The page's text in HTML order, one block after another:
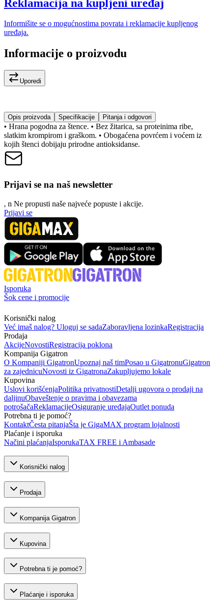
Reklamacija na kupljeni uređaj
Informišite se o mogućnostima povrata i reklamacije kupljenog
uređaja.
Informacije o proizvodu
Uporedi
Opis proizvoda Specifikacije Pitanja i odgovori
• Hrana pogodna za štence. • Bez žitarica, sa proteinima ribe,
slatkim krompirom i graškom. • Obogaćena povrćem i voćem iz
kojih štenci dobijaju prirodne antioksidanse.
Prijavi se na naš newsletter
, n Ne propusti naše najveće popuste i akcije.
Prijavi se
Isporuka
Šok cene i promocije
Korisnički nalog
Već imaš nalog? Uloguj se sadaZaboravljena lozinkaRegistracija
Prodaja
AkcijeNovostiRegistracija poklona
Kompanija Gigatron
O Kompaniji GigatronUpoznaj naš timPosao u GigatronuGigatron
za zajednicuNovosti iz GigatronaZakupljujemo lokale
Kupovina
Uslovi korišćenjaPolitika privatnostiDetalji ugovora o prodaji na
daljinuObaveštenje o pravima i obavezama
potrošačaReklamacijeOsiguranje uređajaOutlet ponuda
Potrebna ti je pomoć?
KontaktČesta pitanjaŠta je GigaMAX program lojalnosti
Plaćanje i isporuka
Načini plaćanjaIsporukaTAX FREE i Ambasade
Korisnički nalog
Prodaja
Kompanija Gigatron
Kupovina
Potrebna ti je pomoć?
Plaćanje i isporuka